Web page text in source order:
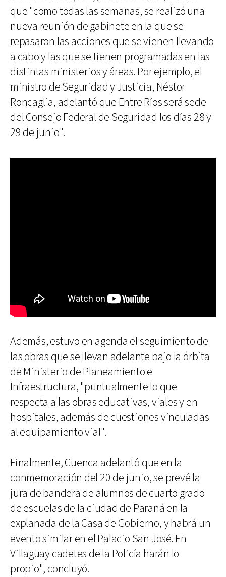
que "como todas las semanas, se realizó una
nueva reunión de gabinete en la que se
repasaron las acciones que se vienen llevando
a cabo y las que se tienen programadas en las
distintas ministerios y áreas. Por ejemplo, el
ministro de Seguridad y Justicia, Néstor
Roncaglia, adelantó que Entre Ríos será sede
del Consejo Federal de Seguridad los días 28 y
29 de junio".
Además, estuvo en agenda el seguimiento de
las obras que se llevan adelante bajo la órbita
de Ministerio de Planeamiento e
Infraestructura, "puntualmente lo que
respecta a las obras educativas, viales y en
hospitales, además de cuestiones vinculadas
al equipamiento vial".
Finalmente, Cuenca adelantó que en la
conmemoración del 20 de junio, se prevé la
jura de bandera de alumnos de cuarto grado
de escuelas de la ciudad de Paraná en la
explanada de la Casa de Gobierno, y habrá un
evento similar en el Palacio San José. En
Villaguay cadetes de la Policía harán lo
propio", concluyó.